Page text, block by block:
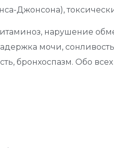
Джонсона),
нарушение
мочи,
бронхоспазм. Обо